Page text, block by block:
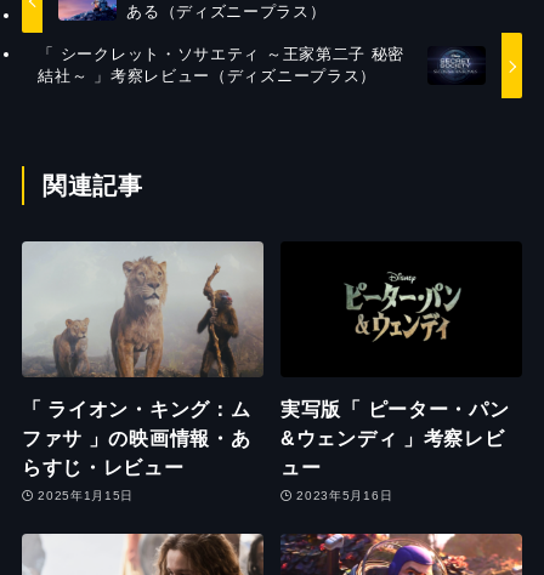
ある（ディズニープラス）
「 シークレット・ソサエティ ～王家第二子 秘密
結社～ 」考察レビュー（ディズニープラス）
関連記事
「 ライオン・キング：ム
ファサ 」の映画情報・あ
らすじ・レビュー
2025年1月15日
実写版「 ピーター・パン
&ウェンディ 」考察レビ
ュー
2023年5月16日